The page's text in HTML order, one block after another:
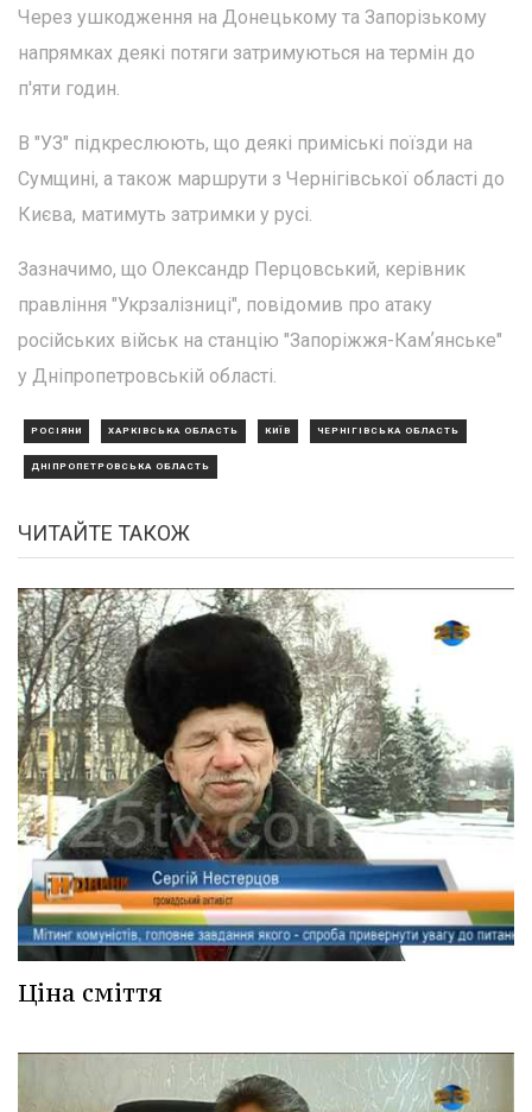
Через ушкодження на Донецькому та Запорізькому
напрямках деякі потяги затримуються на термін до
п'яти годин.
В "УЗ" підкреслюють, що деякі приміські поїзди на
Сумщині, а також маршрути з Чернігівської області до
Києва, матимуть затримки у русі.
Зазначимо, що Олександр Перцовський, керівник
правління "Укрзалізниці", повідомив про атаку
російських військ на станцію "Запоріжжя-Камʼянське"
у Дніпропетровській області.
РОСІЯНИ ХАРКІВСЬКА ОБЛАСТЬ КИЇВ ЧЕРНІГІВСЬКА ОБЛАСТЬ
ДНІПРОПЕТРОВСЬКА ОБЛАСТЬ
ЧИТАЙТЕ ТАКОЖ
Ціна сміття